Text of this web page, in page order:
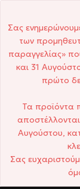
Σας
των
παραγγελίας»
και 31
πρώτο
Τα προϊόντα
Αυγούστου,
Σας